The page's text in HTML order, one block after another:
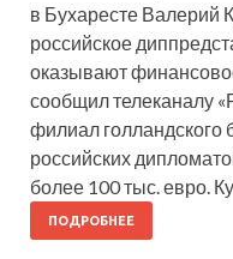
в Бухаресте Валерий
российское
оказывают
сообщил телеканалу
филиал голландского
российских
более 100 тыс. евро.
ПОДРОБНЕЕ